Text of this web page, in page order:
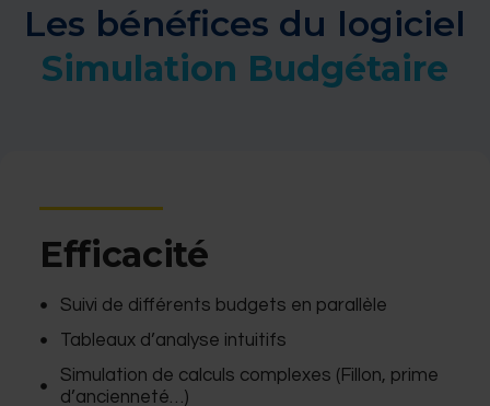
Les bénéfices du logiciel
Simulation Budgétaire
Efficacité
Suivi de différents budgets en parallèle
Tableaux d’analyse intuitifs
Simulation de calculs complexes (Fillon, prime
d’ancienneté…)